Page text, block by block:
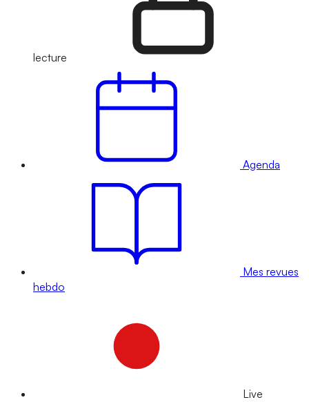
lecture
Agenda
Mes revues
hebdo
Live